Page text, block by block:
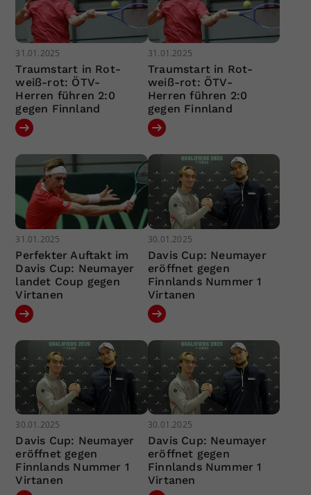
31.01.2025
Traumstart in Rot-
weiß-rot: ÖTV-
Herren führen 2:0
gegen Finnland
31.01.2025
Traumstart in Rot-
weiß-rot: ÖTV-
Herren führen 2:0
gegen Finnland
31.01.2025
Perfekter Auftakt im
Davis Cup: Neumayer
landet Coup gegen
Virtanen
30.01.2025
Davis Cup: Neumayer
eröffnet gegen
Finnlands Nummer 1
Virtanen
30.01.2025
Davis Cup: Neumayer
eröffnet gegen
Finnlands Nummer 1
Virtanen
30.01.2025
Davis Cup: Neumayer
eröffnet gegen
Finnlands Nummer 1
Virtanen